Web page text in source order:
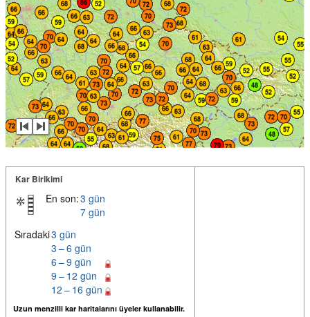
Kar Birikimi
En son:3 gün
7 gün
Sıradaki3 gün
3 – 6 gün
6 – 9 gün
9 – 12 gün
12 – 16 gün
Uzun menzilli kar haritalarını üyeler kullanabilir.